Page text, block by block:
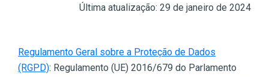
Última atualização: 29 de janeiro de 2024
Regulamento Geral sobre a Proteção de Dados
(RGPD): Regulamento (UE) 2016/679 do Parlamento